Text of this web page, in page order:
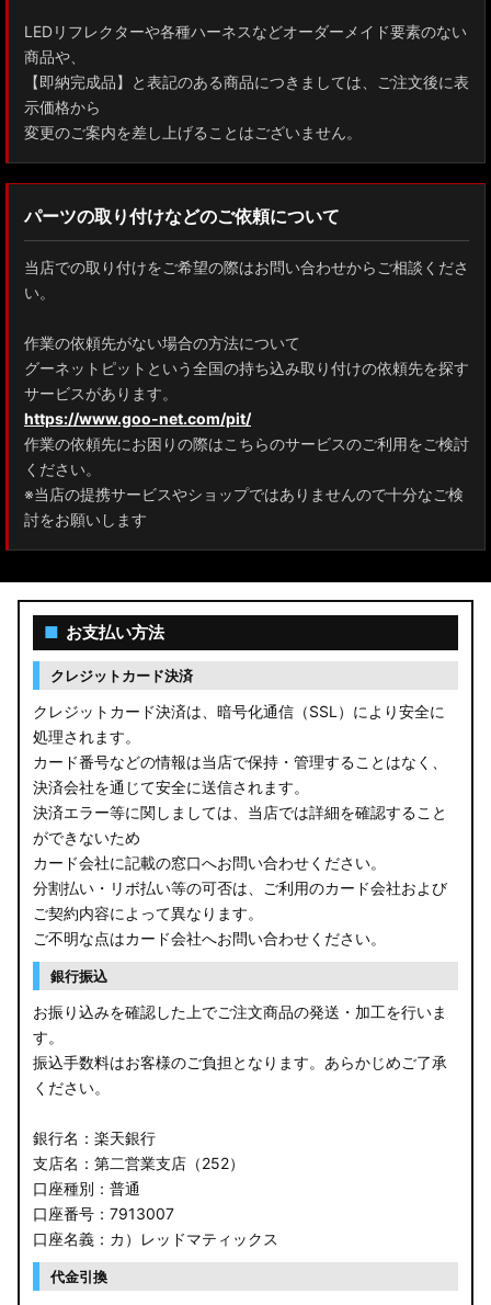
LEDリフレクターや各種ハーネスなどオーダーメイド要素のない
商品や、
【即納完成品】と表記のある商品につきましては、ご注文後に表
示価格から
変更のご案内を差し上げることはございません。
パーツの取り付けなどのご依頼について
当店での取り付けをご希望の際はお問い合わせからご相談くださ
い。
作業の依頼先がない場合の方法について
グーネットピットという全国の持ち込み取り付けの依頼先を探す
サービスがあります。
https://www.goo-net.com/pit/
作業の依頼先にお困りの際はこちらのサービスのご利用をご検討
ください。
※当店の提携サービスやショップではありませんので十分なご検
討をお願いします
■ お支払い方法
クレジットカード決済
クレジットカード決済は、暗号化通信（SSL）により安全に
処理されます。
カード番号などの情報は当店で保持・管理することはなく、
決済会社を通じて安全に送信されます。
決済エラー等に関しましては、当店では詳細を確認すること
ができないため
カード会社に記載の窓口へお問い合わせください。
分割払い・リボ払い等の可否は、ご利用のカード会社および
ご契約内容によって異なります。
ご不明な点はカード会社へお問い合わせください。
銀行振込
お振り込みを確認した上でご注文商品の発送・加工を行いま
す。
振込手数料はお客様のご負担となります。あらかじめご了承
ください。
銀行名：楽天銀行
支店名：第二営業支店（252）
口座種別：普通
口座番号：7913007
口座名義：カ）レッドマティックス
代金引換